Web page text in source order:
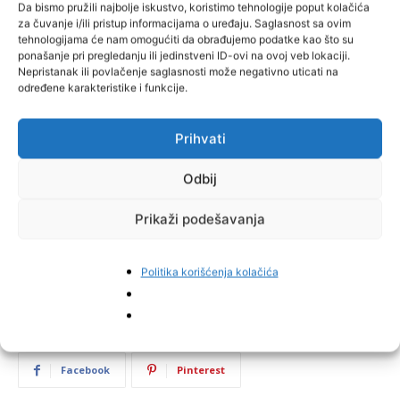
Da bismo pružili najbolje iskustvo, koristimo tehnologije poput kolačića
za čuvanje i/ili pristup informacijama o uređaju. Saglasnost sa ovim
tehnologijama će nam omogućiti da obrađujemo podatke kao što su
ponašanje pri pregledanju ili jedinstveni ID-ovi na ovoj veb lokaciji.
Nepristanak ili povlačenje saglasnosti može negativno uticati na
određene karakteristike i funkcije.
Prihvati
Odbij
Prikaži podešavanja
Politika korišćenja kolačića
Facebook Pinterest